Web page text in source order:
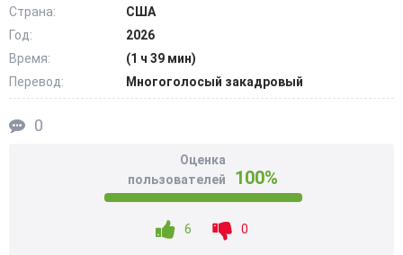
времена, а в какой-то момент и вовсе не удержалась от
рокового шага. Актер пребывает в задумчивом
состоянии и предается философским рассуждениям.
@Filmix.fan
Страна:
США
Год:
2026
Время:
(1 ч 39 мин)
Перевод:
Многоголосый закадровый
0
Оценка
пользователей
100%
6 0